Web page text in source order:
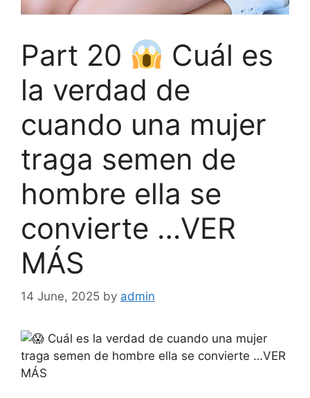
Part 20
Cuál es
la verdad de
cuando una mujer
traga semen de
hombre ella se
convierte …VER
MÁS
14 June, 2025 by admin
Cuál es la verdad de cuando una mujer
traga semen de hombre ella se convierte …VER
MÁS